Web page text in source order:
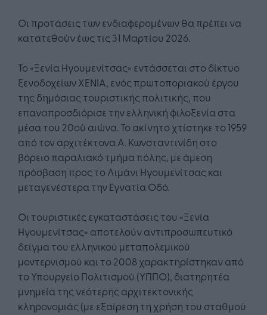
Οι προτάσεις των ενδιαφερομένων θα πρέπει να
κατατεθούν έως τις 31 Μαρτίου 2026.
To «Ξενία Ηγουμενίτσας» εντάσσεται στο δίκτυο
ξενοδοχείων XENIA, ενός πρωτοποριακού έργου
της δημόσιας τουριστικής πολιτικής, που
επαναπροσδιόρισε την ελληνική φιλοξενία στα
μέσα του 20ού αιώνα. Το ακίνητο χτίστηκε το 1959
από τον αρχιτέκτονα Α. Κωνσταντινίδη στο
βόρειο παραλιακό τμήμα πόλης, με άμεση
πρόσβαση προς το Λιμάνι Ηγουμενίτσας και
μεταγενέστερα την Εγνατία Οδό.
Οι τουριστικές εγκαταστάσεις του «Ξενία
Ηγουμενίτσας» αποτελούν αντιπροσωπευτικό
δείγμα του ελληνικού μεταπολεμικού
μοντερνισμού και το 2008 χαρακτηρίστηκαν από
το Υπουργείο Πολιτισμού (ΥΠΠΟ), διατηρητέα
μνημεία της νεότερης αρχιτεκτονικής
κληρονομιάς (με εξαίρεση τη χρήση του σταθμού